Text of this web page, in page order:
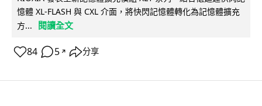
憶體 XL-FLASH 與 CXL 介面，將快閃記憶體轉化為記憶體擴充
方...
閱讀全文
84 5 ↗ 分享